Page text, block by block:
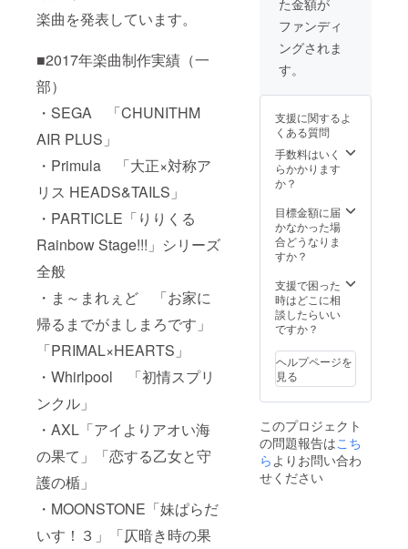
楽曲を発表しています。
■2017年楽曲制作実績（一
部）
・SEGA 「CHUNITHM
AIR PLUS」
・Primula 「大正×対称ア
リス HEADS&TAILS」
・PARTICLE「りりくる
Rainbow Stage!!!」シリーズ
全般
・ま～まれぇど 「お家に
帰るまでがましまろです」
「PRIMAL×HEARTS」
・Whirlpool 「初情スプリ
ンクル」
・AXL「アイよりアオい海
の果て」「恋する乙女と守
護の楯」
・MOONSTONE「妹ぱらだ
いす！３」「仄暗き時の果
がって
盛り上
がれる
パス 小
Rin+sol
faメン
バーと
行く！
カラオ
ケパー
リクエ
ストあ
り）お
カード
my
sound
life クラ
ディン
新曲CD
終演
後、出
演者全
アン
コール
時、ス
緒にあ
がって
盛り上
がれる
た金額が
ファンディ
ングされま
す。
支援に関するよ
くある質問
手数料はいく
らかかります
か？
目標金額に届
かなかった場
合どうなりま
すか？
支援で困った
時はどこに相
談したらいい
ですか？
ヘルプページを
見る
このプロジェクト
の問題報告はこち
らよりお問い合わ
せください